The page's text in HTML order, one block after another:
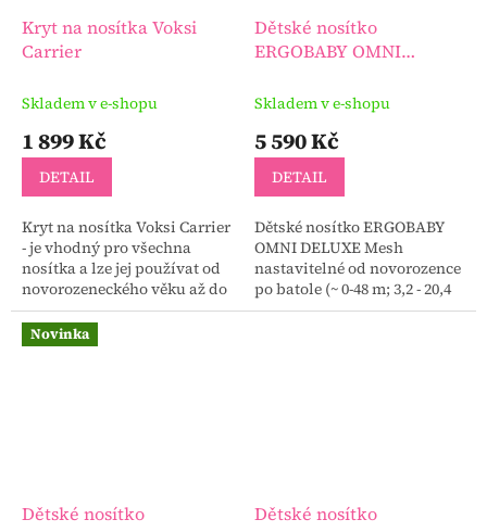
Kryt na nosítka Voksi
Carrier
Skladem v e-shopu
1 899 Kč
DETAIL
Kryt na nosítka Voksi Carrier
- je vhodný pro všechna
nosítka a lze jej používat od
novorozeneckého věku až do
1,5 roku. Tento super lehký
kryt nabízí vašemu dítěti
během nošení...
Dětské nosítko
ERGOBABY OMNI
Skladem v e-shopu
5 590 Kč
DETAIL
Dětské nosítko ERGOBABY
OMNI DELUXE Mesh
nastavitelné od novorozence
po batole (~ 0-48 m; 3,2 - 20,4
kg).
Novinka
Dětské nosítko
Dětské nosítko